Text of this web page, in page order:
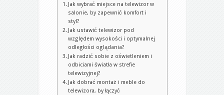
Jak wybrać miejsce na telewizor w
salonie, by zapewnić komfort i
styl?
Jak ustawić telewizor pod
względem wysokości i optymalnej
odległości oglądania?
Jak radzić sobie z oświetleniem i
odbiciami światła w strefie
telewizyjnej?
Jak dobrać montaż i meble do
telewizora, by łączyć